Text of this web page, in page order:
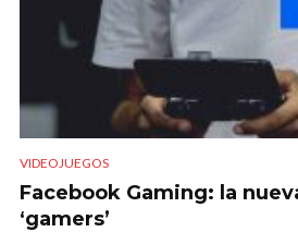
VIDEOJUEGOS
Facebook Gaming: la
‘gamers’